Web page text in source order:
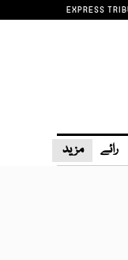
EXPRESS
رائے مزید